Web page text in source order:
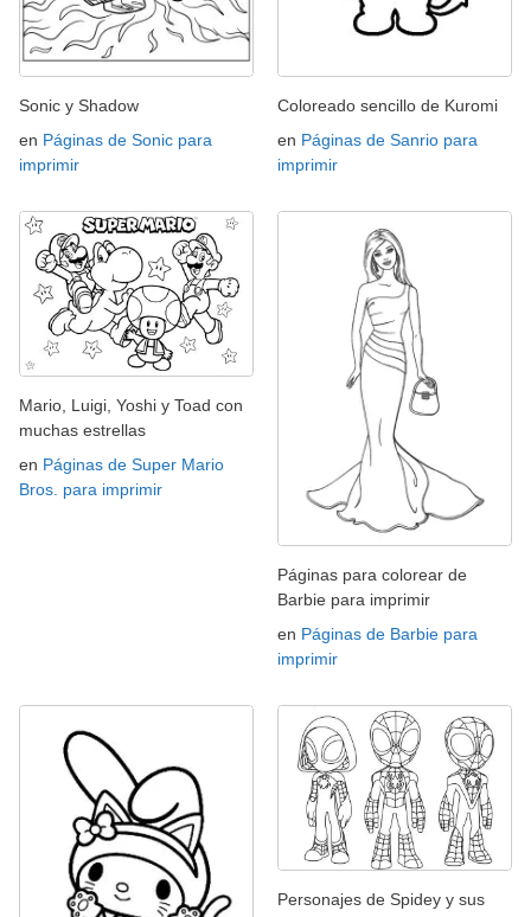
Sonic y Shadow
en Páginas de Sonic para
imprimir
Coloreado sencillo de Kuromi
en Páginas de Sanrio para
imprimir
Mario, Luigi, Yoshi y Toad con
muchas estrellas
en Páginas de Super Mario
Bros. para imprimir
Páginas para colorear de
Barbie para imprimir
en Páginas de Barbie para
imprimir
Personajes de Spidey y sus